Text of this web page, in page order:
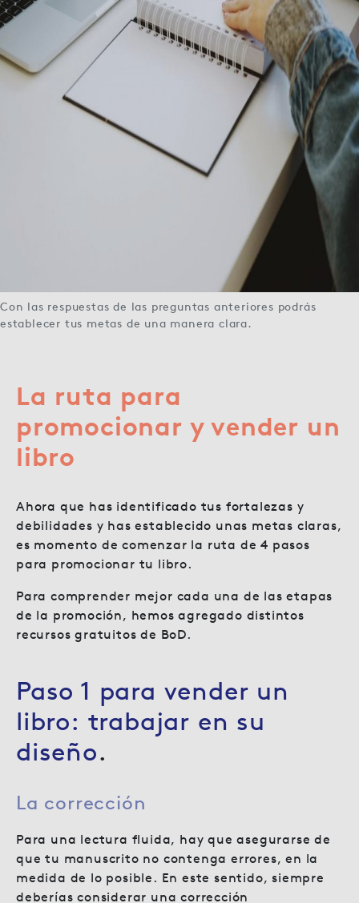
Con las respuestas de las preguntas anteriores podrás
establecer tus metas de una manera clara.
La ruta para
promocionar y vender un
libro
Ahora que has identificado tus fortalezas y
debilidades y has establecido unas metas claras,
es momento de comenzar la ruta de 4 pasos
para promocionar tu libro.
Para comprender mejor cada una de las etapas
de la promoción, hemos agregado distintos
recursos gratuitos de BoD.
Paso 1 para vender un
libro: trabajar en su
diseño.
La corrección
Para una lectura fluida, hay que asegurarse de
que tu manuscrito no contenga errores, en la
medida de lo posible. En este sentido, siempre
deberías considerar una corrección